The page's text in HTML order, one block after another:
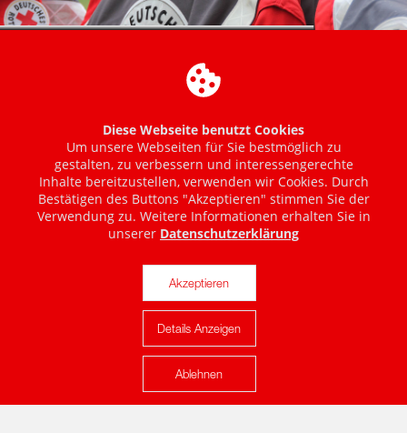
Karte anzeigen
Diese Webseite benutzt Cookies
Um unsere Webseiten für Sie bestmöglich zu
gestalten, zu verbessern und interessengerechte
Inhalte bereitzustellen, verwenden wir Cookies. Durch
Bestätigen des Buttons "Akzeptieren" stimmen Sie der
Verwendung zu. Weitere Informationen erhalten Sie in
unserer Datenschutzerklärung
Akzeptieren
Details Anzeigen
Ablehnen